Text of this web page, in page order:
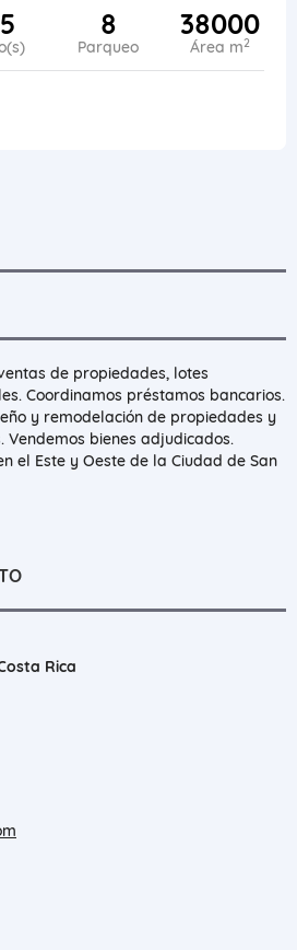
8
Parqueo
38000
Área m2
de propiedades, lotes
Coordinamos préstamos bancarios.
y remodelación de propiedades y
Vendemos bienes adjudicados.
el Este y Oeste de la Ciudad de San
Rica